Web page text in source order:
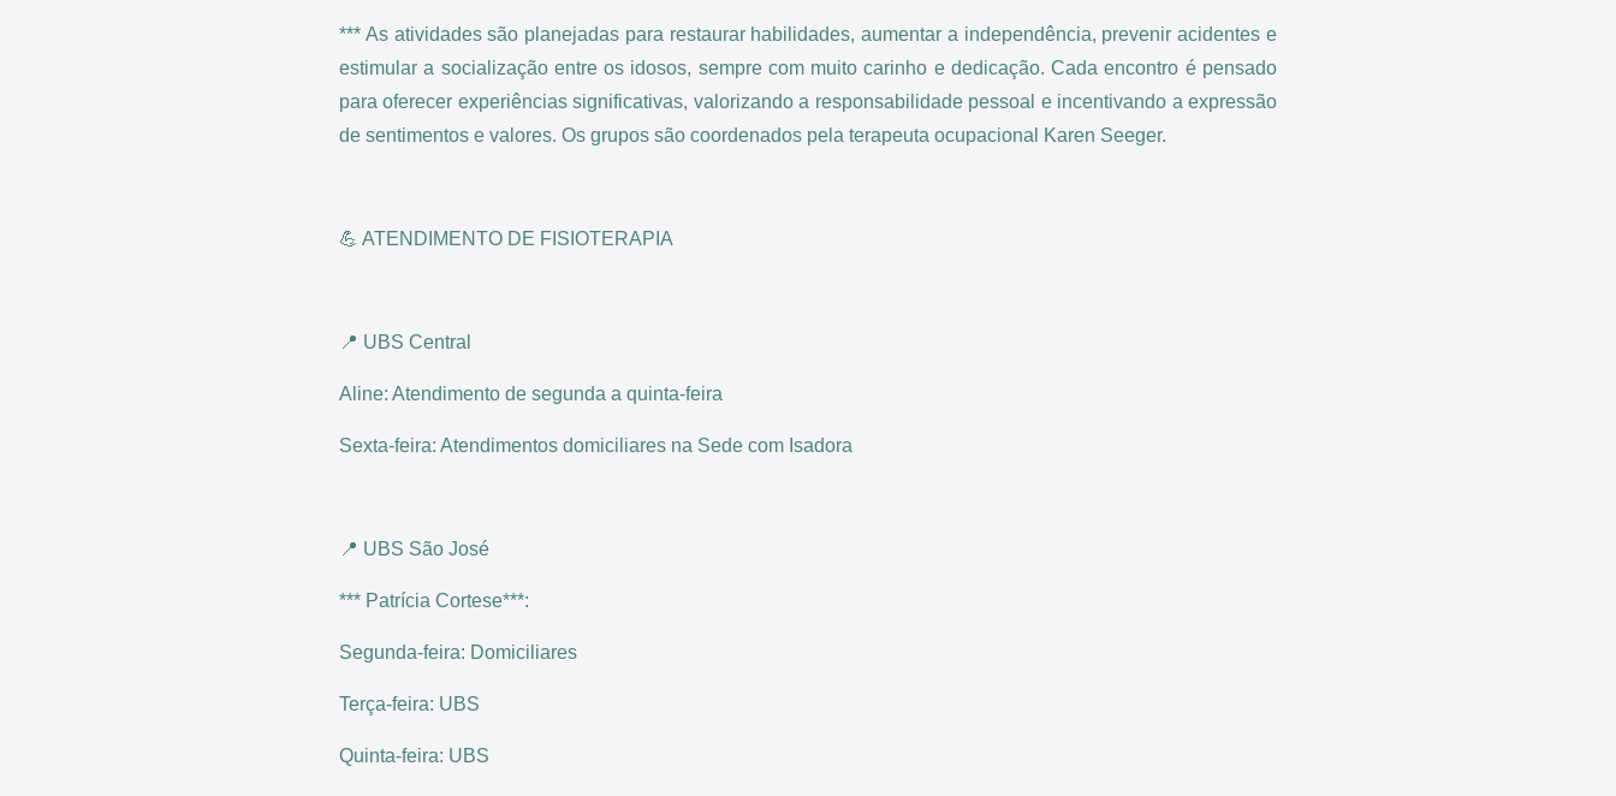
*** As atividades são planejadas para restaurar habilidades, aumentar a independência, prevenir acidentes e
estimular a socialização entre os idosos, sempre com muito carinho e dedicação. Cada encontro é pensado
para oferecer experiências significativas, valorizando a responsabilidade pessoal e incentivando a expressão
de sentimentos e valores. Os grupos são coordenados pela terapeuta ocupacional Karen Seeger.
💪 ATENDIMENTO DE FISIOTERAPIA
📍 UBS Central
Aline: Atendimento de segunda a quinta-feira
Sexta-feira: Atendimentos domiciliares na Sede com Isadora
📍 UBS São José
*** Patrícia Cortese***:
Segunda-feira: Domiciliares
Terça-feira: UBS
Quinta-feira: UBS